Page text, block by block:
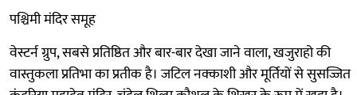
पश्चिमी मंदिर समूह
वेस्टर्न ग्रुप, सबसे प्रतिष्ठित और बार-बार देखा जाने वाला, खजुराहो की
वास्तुकला प्रतिभा का प्रतीक है। जटिल नक्काशी और मूर्तियों से सुसज्जित